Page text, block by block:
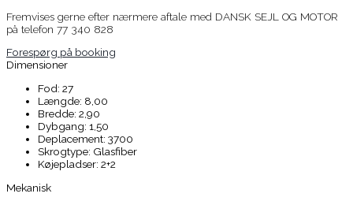
Fremvises gerne efter nærmere aftale med DANSK SEJL OG MOTOR
på telefon 77 340 828
Forespørg på booking
Dimensioner
Fod: 27
Længde: 8,00
Bredde: 2,90
Dybgang: 1,50
Deplacement: 3700
Skrogtype: Glasfiber
Køjepladser: 2+2
Mekanisk